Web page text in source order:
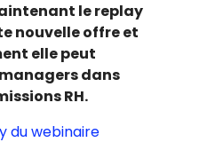
le replay
nouvelle offre et
elle peut
dans
RH.
du webinaire